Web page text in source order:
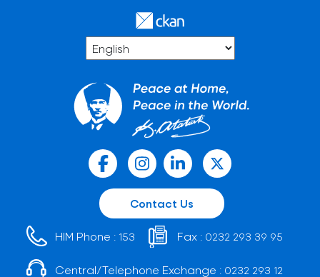
Contact Us
HIM Phone : 153 Fax : 0232 293 39 95
Central/Telephone Exchange : 0232 293 12